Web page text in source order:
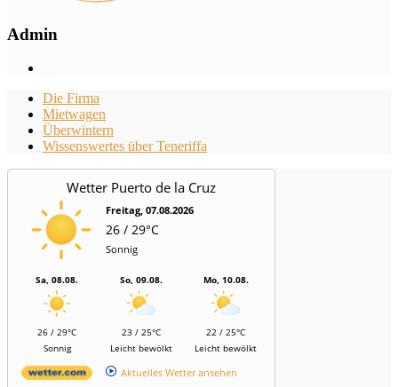
Admin
Die Firma
Mietwagen
Überwintern
Wissenswertes über Teneriffa
Wetter Puerto de la Cruz
Freitag, 07.08.2026
26 / 29°C
Sonnig
Sa, 08.08.
26 / 29°C
Sonnig
So, 09.08.
23 / 25°C
Leicht bewölkt
Mo, 10.08.
22 / 25°C
Leicht bewölkt
Aktuelles Wetter ansehen